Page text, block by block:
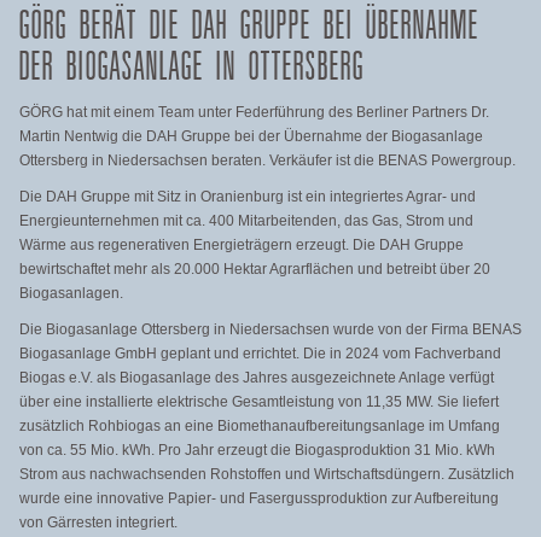
GÖRG BERÄT DIE DAH GRUPPE BEI ÜBERNAHME
DER BIOGASANLAGE IN OTTERSBERG
GÖRG hat mit einem Team unter Federführung des Berliner Partners Dr.
Martin Nentwig die DAH Gruppe bei der Übernahme der Biogasanlage
Ottersberg in Niedersachsen beraten. Verkäufer ist die BENAS Powergroup.
Die DAH Gruppe mit Sitz in Oranienburg ist ein integriertes Agrar- und
Energieunternehmen mit ca. 400 Mitarbeitenden, das Gas, Strom und
Wärme aus regenerativen Energieträgern erzeugt. Die DAH Gruppe
bewirtschaftet mehr als 20.000 Hektar Agrarflächen und betreibt über 20
Biogasanlagen.
Die Biogasanlage Ottersberg in Niedersachsen wurde von der Firma BENAS
Biogasanlage GmbH geplant und errichtet. Die in 2024 vom Fachverband
Biogas e.V. als Biogasanlage des Jahres ausgezeichnete Anlage verfügt
über eine installierte elektrische Gesamtleistung von 11,35 MW. Sie liefert
zusätzlich Rohbiogas an eine Biomethanaufbereitungsanlage im Umfang
von ca. 55 Mio. kWh. Pro Jahr erzeugt die Biogasproduktion 31 Mio. kWh
Strom aus nachwachsenden Rohstoffen und Wirtschaftsdüngern. Zusätzlich
wurde eine innovative Papier- und Fasergussproduktion zur Aufbereitung
von Gärresten integriert.